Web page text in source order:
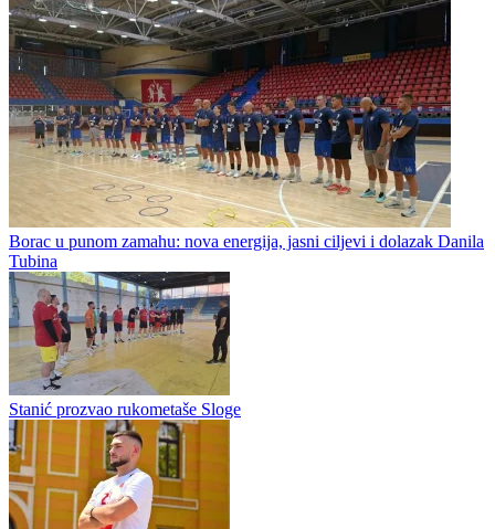
Borac u punom zamahu: nova energija, jasni ciljevi i dolazak Danila
Tubina
Stanić prozvao rukometaše Sloge